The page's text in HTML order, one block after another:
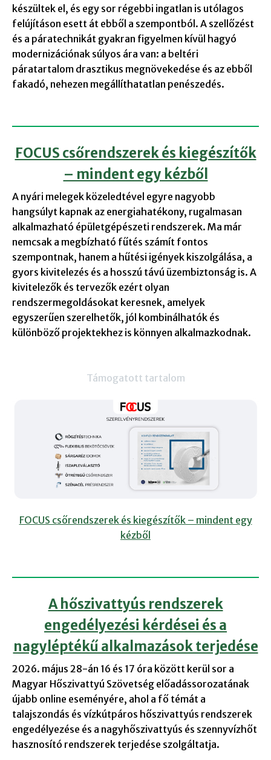
készültek el, és egy sor régebbi ingatlan is utólagos
felújításon esett át ebből a szempontból. A szellőzést
és a páratechnikát gyakran figyelmen kívül hagyó
modernizációnak súlyos ára van: a beltéri
páratartalom drasztikus megnövekedése és az ebből
fakadó, nehezen megállíthatatlan penészedés.
FOCUS csőrendszerek és kiegészítők
– mindent egy kézből
A nyári melegek közeledtével egyre nagyobb
hangsúlyt kapnak az energiahatékony, rugalmasan
alkalmazható épületgépészeti rendszerek. Ma már
nemcsak a megbízható fűtés számít fontos
szempontnak, hanem a hűtési igények kiszolgálása, a
gyors kivitelezés és a hosszú távú üzembiztonság is. A
kivitelezők és tervezők ezért olyan
rendszermegoldásokat keresnek, amelyek
egyszerűen szerelhetők, jól kombinálhatók és
különböző projektekhez is könnyen alkalmazkodnak.
Támogatott tartalom
FOCUS csőrendszerek és kiegészítők – mindent egy
kézből
A hőszivattyús rendszerek
engedélyezési kérdései és a
nagyléptékű alkalmazások terjedése
2026. május 28-án 16 és 17 óra között kerül sor a
Magyar Hőszivattyú Szövetség előadássorozatának
újabb online eseményére, ahol a fő témát a
talajszondás és vízkútpáros hőszivattyús rendszerek
engedélyezése és a nagyhőszivattyús és szennyvízhőt
hasznosító rendszerek terjedése szolgáltatja.